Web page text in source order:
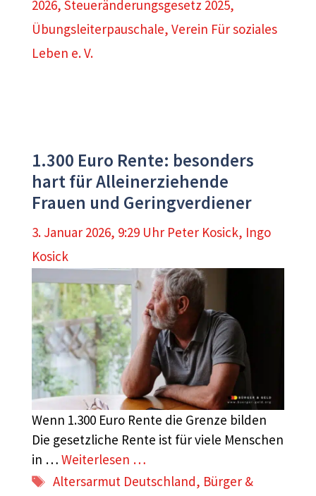
2026, Steueränderungsgesetz 2025,
Übungsleiterpauschale, Verein Für soziales
Leben e. V.
1.300 Euro Rente: besonders
hart für Alleinerziehende
Frauen und Geringverdiener
3. Januar 2026, 9:29 Uhr Peter Kosick, Ingo
Kosick
Wenn 1.300 Euro Rente die Grenze bilden
Die gesetzliche Rente ist für viele Menschen
in … Weiterlesen …
Schlagwörter
Altersarmut Deutschland, Bürger &